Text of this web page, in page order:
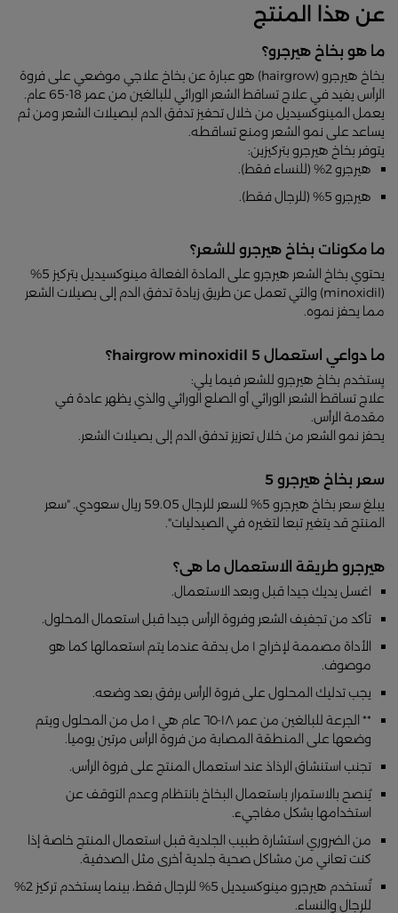
عن هذا المنتج
ما هو بخاخ هيرجرو؟
بخاخ هيرجرو (hairgrow) هو عبارة عن بخاخ علاجي موضعي على فروة
الرأس يفيد في علاج تساقط الشعر الوراثي للبالغين من عمر 18-65 عام.
يعمل المينوكسيديل من خلال تحفيز تدفق الدم لبصيلات الشعر ومن ثم
يساعد على نمو الشعر ومنع تساقطه.
يتوفر بخاخ هيرجرو بتركيزين:
هيرجرو 2% (للنساء فقط).
هيرجرو 5% (للرجال فقط).
ما مكونات بخاخ هيرجرو للشعر؟
يحتوي بخاخ الشعر هيرجرو على المادة الفعالة مينوكسيديل بتركيز 5%
(minoxidil) والتي تعمل عن طريق زيادة تدفق الدم إلى بصيلات الشعر
مما يحفز نموه.
ما دواعي استعمال hairgrow minoxidil 5؟
يِستخدم بخاخ هيرجرو للشعر فيما يلي:
علاج تساقط الشعر الوراثي أو الصلع الوراثي والذي يظهر عادة في
مقدمة الرأس.
يحفز نمو الشعر من خلال تعزيز تدفق الدم إلى بصيلات الشعر.
سعر بخاخ هيرجرو 5
يبلغ سعر بخاخ هيرجرو 5% للسعر للرجال 59.05 ريال سعودي. "سعر
المنتج قد يتغير تبعا لتغيره في الصيدليات".
هيرجرو طريقة الاستعمال ما هى؟
اغسل يديك جيدا قبل وبعد الاستعمال.
تأكد من تجفيف الشعر وفروة الرأس جيدا قبل استعمال المحلول.
الأداة مصممة لإخراج ١ مل بدقة عندما يتم استعمالها كما هو
موصوف.
يجب تدليك المحلول على فروة الرأس برفق بعد وضعه.
** الجرعة للبالغين من عمر ١٨-٦٥ عام هي ١ مل من المحلول ويتم
وضعها على المنطقة المصابة من فروة الرأس مرتين يوميا.
تجنب استنشاق الرذاذ عند استعمال المنتج على فروة الرأس.
يُنصح بالاستمرار باستعمال البخاخ بانتظام وعدم التوقف عن
استخدامها بشكل مفاجيء.
من الضروري استشارة طبيب الجلدية قبل استعمال المنتج خاصة إذا
كنت تعاني من مشاكل صحية جلدية أخرى مثل الصدفية.
تُستخدم هيرجرو مينوكسيديل 5% للرجال فقط، بينما يستخدم تركيز 2%
للرجال والنساء.